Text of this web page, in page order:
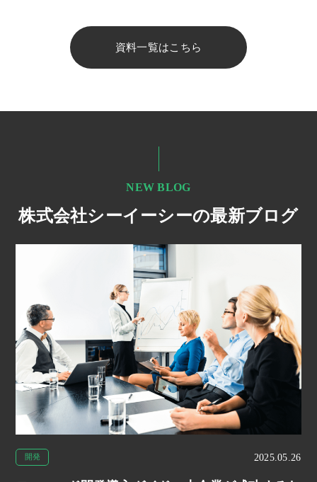
資料一覧はこちら
NEW BLOG
株式会社シーイーシーの最新ブログ
開発 2025.05.26